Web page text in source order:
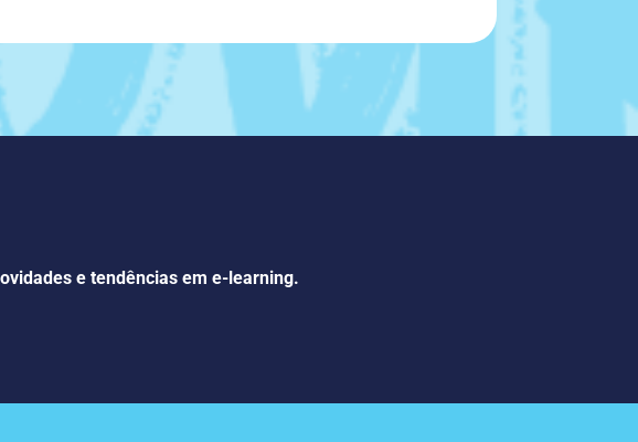
e tendências em e-learning.